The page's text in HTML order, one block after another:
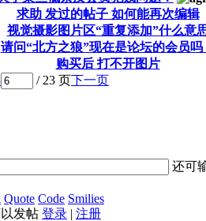
求助 发过的帖子 如何能再次编辑
视觉摄影图片区“重复添加”什么意
请问“北方之狼”现在是论坛的会员吗
购买后 打不开图片
/ 23 页下一页
还可
Quote Code Smilies
发帖 登录 | 注册